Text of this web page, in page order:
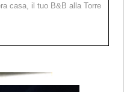
casa, il tuo B&B alla Torre